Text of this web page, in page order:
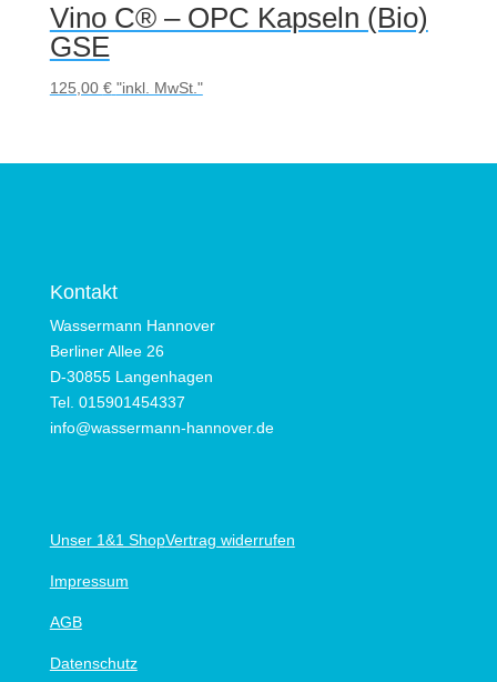
Vino C® – OPC Kapseln (Bio)
GSE
125,00 € "inkl. MwSt."
Kontakt
Wassermann Hannover
Berliner Allee 26
D-30855 Langenhagen
Tel. 015901454337
info@wassermann-hannover.de
Unser 1&1 Shop
Impressum
AGB
Datenschutz
Vertrag widerrufen